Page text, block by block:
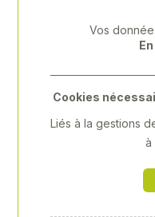
Vos
Cookies
Liés à la gestions
à